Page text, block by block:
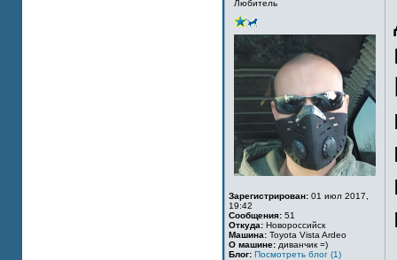
Любитель
Зарегистрирован: 01 июл 2017,
19:42
Сообщения: 51
Откуда: Новороссийск
Машина: Toyota Vista Ardeo
О машине: диванчик =)
Блог: Посмотреть блог (1)